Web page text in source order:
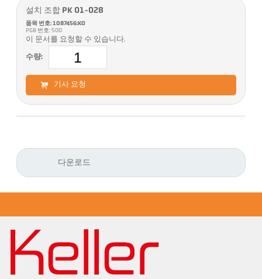
설치 조합 PK 01-028
품목 번호: 1087456:KO
PGB 번호: 500
이 문서를 요청할 수 있습니다.
수량:
기사 요청
다운로드